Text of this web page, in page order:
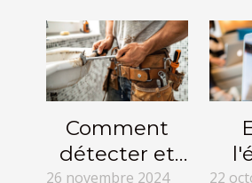
Comment
détecter et
26 novembre 2024
22